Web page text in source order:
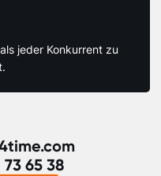
jeder Konkurrent zu
73 65 38